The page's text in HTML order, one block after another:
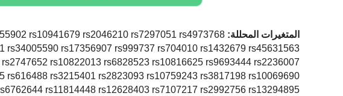
المتغيرات المحللة: rs10941679 rs2046210 rs7297051 rs4973768
rs34005590 rs17356907 rs999737 rs704010 rs1432679 rs45631563
rs10822013 rs6828523 rs10816625 rs9693444 rs2236007
rs3215401 rs2823093 rs10759243 rs3817198 rs10069690
rs11814448 rs12628403 rs7107217 rs2992756 rs13294895